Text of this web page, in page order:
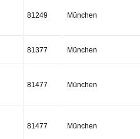
81249 München
81377 München
81477 München
81477 München